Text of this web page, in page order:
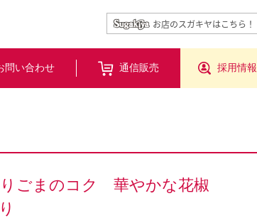
お店のスガキヤはこちら！
問い合わせ 通信販売 採用情報
ごまのコク 華やかな花椒